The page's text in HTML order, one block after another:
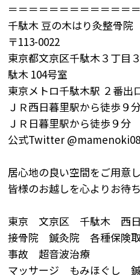
＝＝＝＝＝＝＝＝＝＝＝＝
千駄木 豆の木はり灸整骨院
〒113-0022
東京都文京区千駄木３丁目
駄木 104号室
東京メトロ千駄木駅 ２番出
ＪＲ西日暮里駅から徒歩９
ＪＲ日暮里駅から徒歩９分
公式Twitter
居心地の良い空間をご用意し
皆様のお越しを心よりお待
東京 文京区 千駄木 西
接骨院 鍼灸院 各種保険
事故 超音波治療
マッサージ もみほぐし